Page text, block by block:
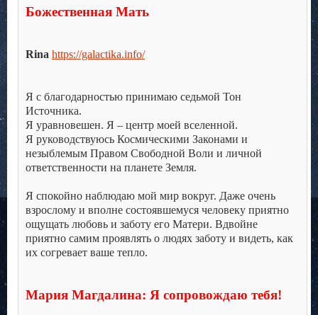
Божественная Мать
Rina https://galactika.info/
Я с благодарностью принимаю седьмой Тон
Источника.
Я уравновешен. Я – центр моей вселенной.
Я руководствуюсь Космическими Законами и
незыблемым Правом Свободной Воли и личной
ответственности на планете Земля.
Я спокойно наблюдаю мой мир вокруг. Даже очень
взрослому и вполне состоявшемуся человеку приятно
ощущать любовь и заботу его Матери. Вдвойне
приятно самим проявлять о людях заботу и видеть, как
их согревает ваше тепло.
Мария Магдалина: Я сопровождаю тебя!